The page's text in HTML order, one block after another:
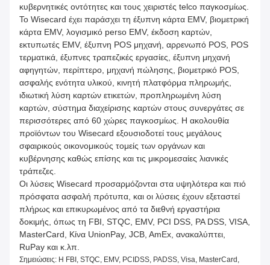
κυβερνητικές οντότητες και τους χειριστές telco παγκοσμίως.
Το Wisecard έχει παράσχει τη έξυπνη κάρτα EMV, βιομετρική
κάρτα EMV, λογισμικό perso EMV, έκδοση καρτών,
εκτυπωτές EMV, έξυπνη POS μηχανή, αρρενωπό POS, POS
τερματικά, έξυπνες τραπεζικές εργασίες, έξυπνη μηχανή
αφηγητών, περίπτερο, μηχανή πώλησης, βιομετρικό POS,
ασφαλής ενότητα υλικού, κινητή πλατφόρμα πληρωμής,
ιδιωτική λύση καρτών ετικετών, προπληρωμένη λύση
καρτών, σύστημα διαχείρισης καρτών στους συνεργάτες σε
περισσότερες από 60 χώρες παγκοσμίως. Η ακολουθία
προϊόντων του Wisecard εξουσιοδοτεί τους μεγάλους
σφαιρικούς οικονομικούς τομείς των οργάνων και
κυβέρνησης καθώς επίσης και τις μικρομεσαίες λιανικές
τράπεζες.
Οι λύσεις Wisecard προσαρμόζονται στα υψηλότερα και πιό
πρόσφατα ασφαλή πρότυπα, και οι λύσεις έχουν εξεταστεί
πλήρως και επικυρωμένος από τα διεθνή εργαστήρια
δοκιμής, όπως τη FBI, STQC, EMV, PCI DSS, PA DSS, VISA,
MasterCard, Κίνα UnionPay, JCB, AmEx, ανακαλύπτει,
RuPay και κ.λπ.
Σημειώσεις: Η FBI, STQC, EMV, PCIDSS, PADSS, Visa, MasterCard,